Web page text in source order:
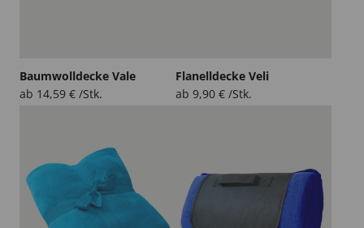
Baumwolldecke Vale
ab 14,59 € /Stk.
Flanelldecke Veli
ab 9,90 € /Stk.